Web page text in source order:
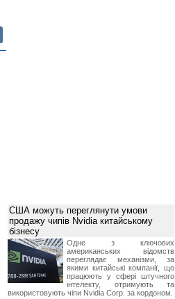
США можуть переглянути умови
продажу чипів Nvidia китайському
бізнесу
Одне з ключових
американських відомств
переглядає механізми, за
якими китайські компанії, що
працюють у сфері штучного
інтелекту, отримують та
використовують чіпи Nvidia Corp. за кордоном.